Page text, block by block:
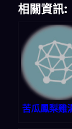
相關資訊:
苦瓜鳳梨雞